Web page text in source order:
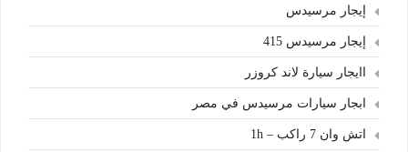
إيجار مرسيدس
إيجار مرسيدس 415
اايجار سيارة لاند كروزر
ابجار سيارات مرسيدس في مصر
اتش وان 7 راكب – 1h